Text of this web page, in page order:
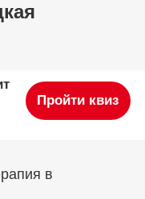
Пройти квиз
в